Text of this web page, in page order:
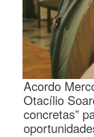
Acordo
Otacílio
concretas”